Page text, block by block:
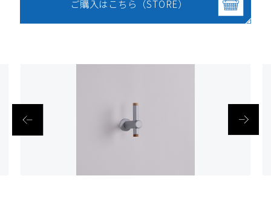
ご購入はこちら（STORE）